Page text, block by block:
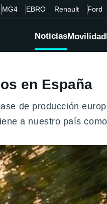
MG4 EBRO Renault Ford
NoticiasMovilidad
en España
de producción
a nuestro país